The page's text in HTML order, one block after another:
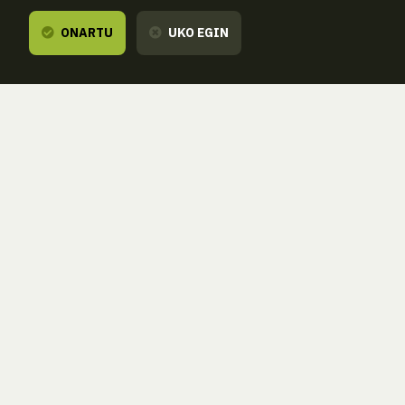
ONARTU UKO EGIN